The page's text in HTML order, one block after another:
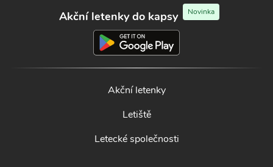
Akční letenky do kapsy Novinka
Akční letenky
Letiště
Letecké společnosti